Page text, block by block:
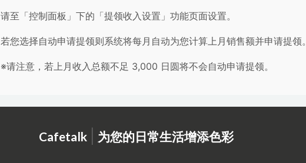
请至「控制面板」下的「提领收入设置」功能页面设置。
若您选择自动申请提领则系统将每月自动为您计算上月销售额并申请提领。
※请注意，若上月收入总额不足 3,000 日圆将不会自动申请提领。
Cafetalk | 为您的日常生活增添色彩